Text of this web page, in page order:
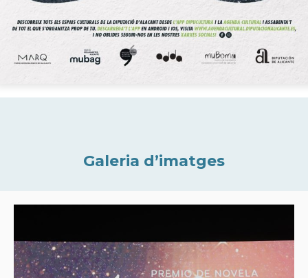
Galeria d’imatges